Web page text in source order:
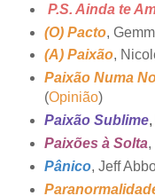
P.S. Ainda te
(O) Pacto,
(A) Paixão,
Paixão Numa
(Opinião)
Paixão Sublime,
Paixões à Solta,
Pânico, Jeff